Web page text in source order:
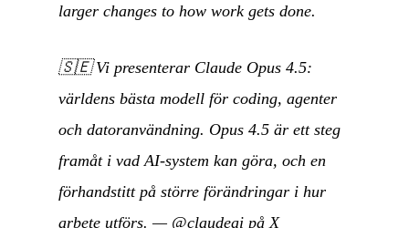
larger changes to how work gets done.
🇸🇪Vi presenterar Claude Opus 4.5:
världens bästa modell för coding, agenter
och datoranvändning. Opus 4.5 är ett steg
framåt i vad AI-system kan göra, och en
förhandstitt på större förändringar i hur
arbete utförs. — @claudeai på X